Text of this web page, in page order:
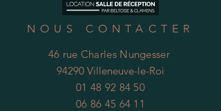
NOUS CONTACTER
46 rue Charles Nungesser
94290 Villeneuve-le-Roi
01 48 92 84 50
06 86 45 64 11